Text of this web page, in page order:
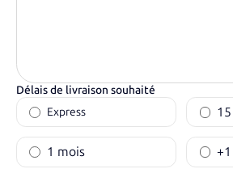
Délais de livraison souhaité
Express
1 mois